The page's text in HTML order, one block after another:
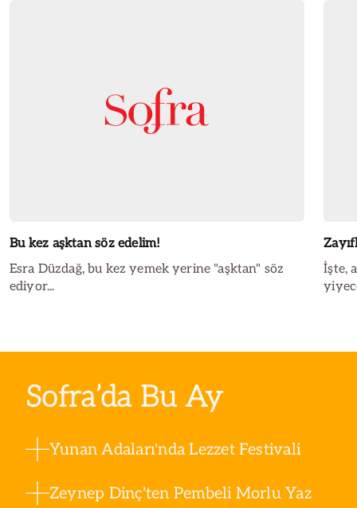
Bu kez aşktan söz edelim!
Esra Düzdağ, bu kez yemek yerine "aşktan" söz
ediyor...
İşte,
Sofra’da Bu Ay
Yunan Adaları'nda Lezzet Festivali
Zeynep Dinç'ten Pembeli Morlu Yaz